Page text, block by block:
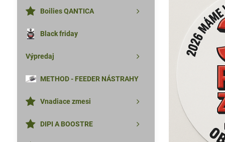
Boilies QANTICA
Black friday
Výpredaj
METHOD - FEEDER NÁSTRAHY
Vnadiace zmesi
DIPI A BOOSTRE